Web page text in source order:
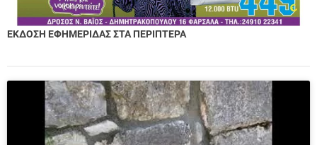
ΕΚΔΟΣΗ ΕΦΗΜΕΡΙΔΑΣ ΣΤΑ ΠΕΡΙΠΤΕΡΑ